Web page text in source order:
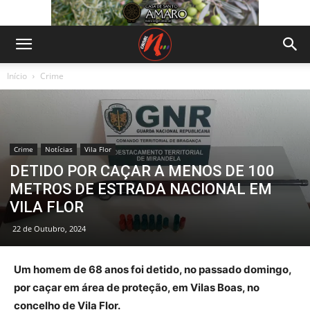
Início Crime
Crime Notícias Vila Flor
DETIDO POR CAÇAR A MENOS DE 100
METROS DE ESTRADA NACIONAL EM
VILA FLOR
22 de Outubro, 2024
Um homem de 68 anos foi detido, no passado domingo,
por caçar em área de proteção, em Vilas Boas, no
concelho de Vila Flor.